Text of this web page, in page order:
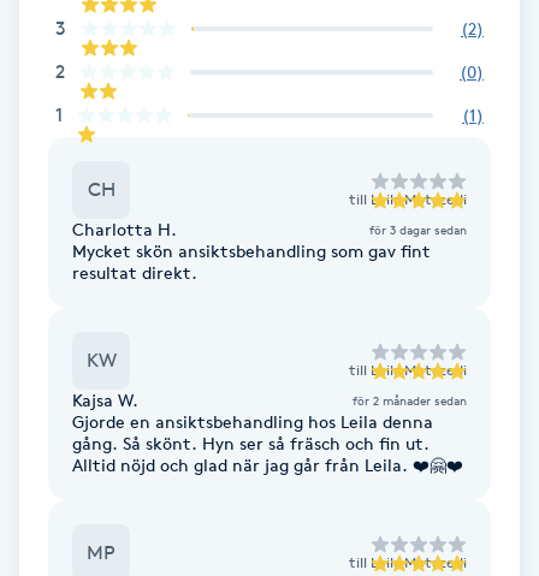
Eyeliner-tatuering
Face framing
Faceliftmassage
Fet hårbotten
Fibromassage
3 (2)
2 (0)
1 (1)
CH till Leila Motazedi
Charlotta H. för 3 dagar sedan
Mycket skön ansiktsbehandling som gav fint
resultat direkt.
KW till Leila Motazedi
Kajsa W. för 2 månader sedan
Gjorde en ansiktsbehandling hos Leila denna
gång. Så skönt. Hyn ser så fräsch och fin ut.
Alltid nöjd och glad när jag går från Leila. ❤️🤗❤️
MP till Leila Motazedi